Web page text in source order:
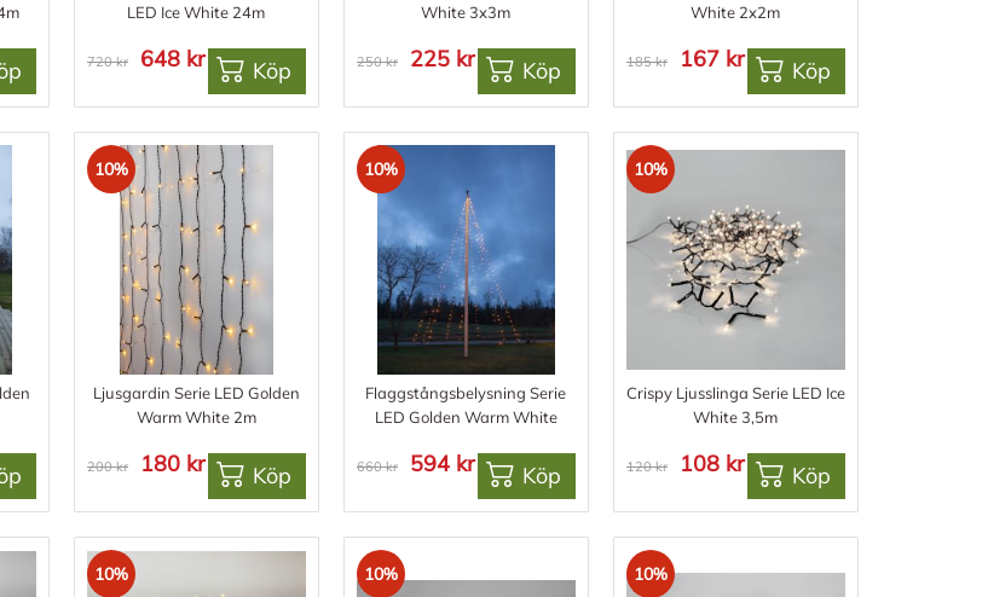
LED Ice White 24m
720 kr 648 kr Köp
White 3x3m
250 kr 225 kr Köp
White 2x2m
185 kr 167 kr Köp
10%
Ljusgardin Serie LED Golden
Warm White 2m
200 kr 180 kr Köp
10%
Flaggstångsbelysning Serie
LED Golden Warm White
660 kr 594 kr Köp
10%
Crispy Ljusslinga Serie LED Ice
White 3,5m
120 kr 108 kr Köp
10% 10% 10%